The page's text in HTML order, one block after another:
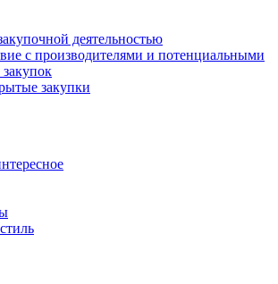
деятельностью
с производителями и потенциальными
закупки